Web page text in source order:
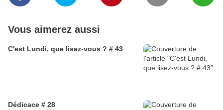
Vous aimerez aussi
C'est Lundi, que lisez-vous ? # 43
Dédicace # 28